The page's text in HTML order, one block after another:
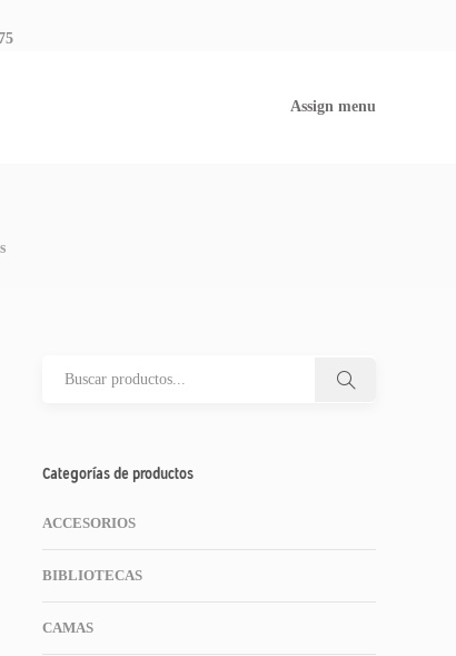
Assign menu
Categorías de productos
ACCESORIOS
BIBLIOTECAS
CAMAS